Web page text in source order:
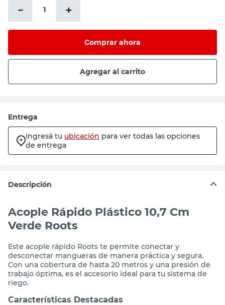
＋
－
Comprar ahora
Agregar al carrito
Entrega
Ingresá tu ubicación para ver todas las opciones
de entrega
Descripción
Acople Rápido Plástico 10,7 Cm
Verde Roots
Este acople rápido Roots te permite conectar y
desconectar mangueras de manera práctica y segura.
Con una cobertura de hasta 20 metros y una presión de
trabajo óptima, es el accesorio ideal para tu sistema de
riego.
Características Destacadas